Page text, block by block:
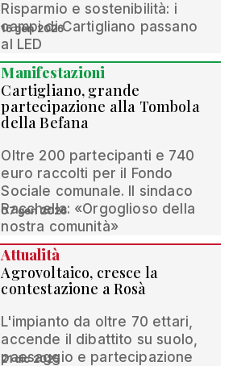
Risparmio e sostenibilità: i
campi di Cartigliano passano
al LED
16 gen 2026
Manifestazioni
Cartigliano, grande
partecipazione alla Tombola
della Befana
Oltre 200 partecipanti e 740
euro raccolti per il Fondo
Sociale comunale. Il sindaco
Racchella: «Orgoglioso della
nostra comunità»
07 gen 2026
Attualità
Agrovoltaico, cresce la
contestazione a Rosà
L'impianto da oltre 70 ettari,
accende il dibattito su suolo,
paesaggio e partecipazione
21 dic 2025